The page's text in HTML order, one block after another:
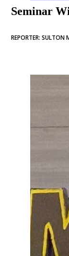
Seminar
REPORTER: